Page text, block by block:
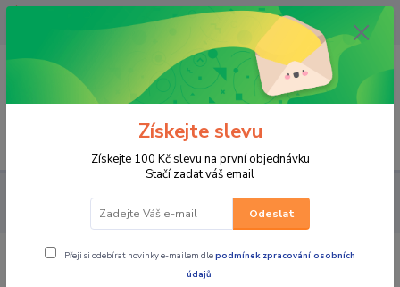
OPAVA 733537099/HLUČÍN
734541648/OLOMOUC 734593593
0,00 CZK
SKÚTRY OSTATNÍ KEEWAY
PUIG plexi štít
KEEWAY CITYBLADE 125
PUIG plexi štít KEEWAY CITYBLADE
Získejte slevu
Získejte 100 Kč slevu na první objednávku
Stačí zadat váš email
Odeslat
Přeji si odebírat novinky e-mailem dlepodmínek zpracování osobních
údajů.